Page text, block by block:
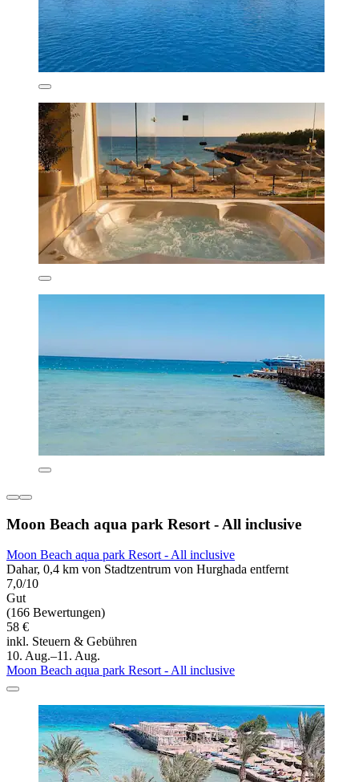
Moon Beach aqua park Resort - All inclusive
Moon Beach aqua park Resort - All inclusive
Dahar, 0,4 km von Stadtzentrum von Hurghada entfernt
7,0/10
Gut
(166 Bewertungen)
58 €
inkl. Steuern & Gebühren
10. Aug.–11. Aug.
Moon Beach aqua park Resort - All inclusive